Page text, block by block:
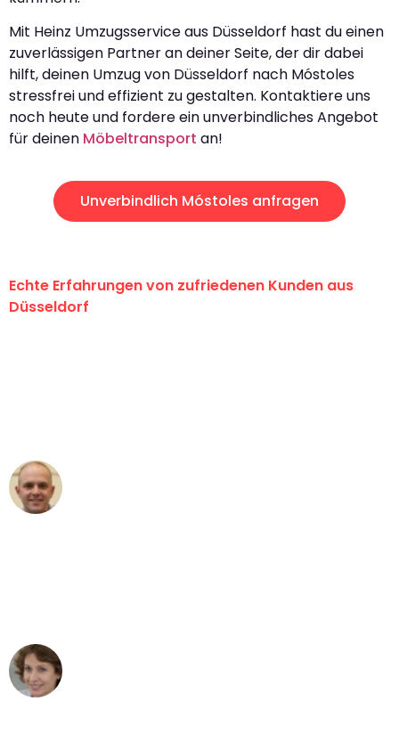
Mit Heinz Umzugsservice aus Düsseldorf hast du einen
zuverlässigen Partner an deiner Seite, der dir dabei
hilft, deinen Umzug von Düsseldorf nach Móstoles
stressfrei und effizient zu gestalten. Kontaktiere uns
noch heute und fordere ein unverbindliches Angebot
für deinen Möbeltransport an!
Unverbindlich Móstoles anfragen
Echte Erfahrungen von zufriedenen Kunden aus
Düsseldorf